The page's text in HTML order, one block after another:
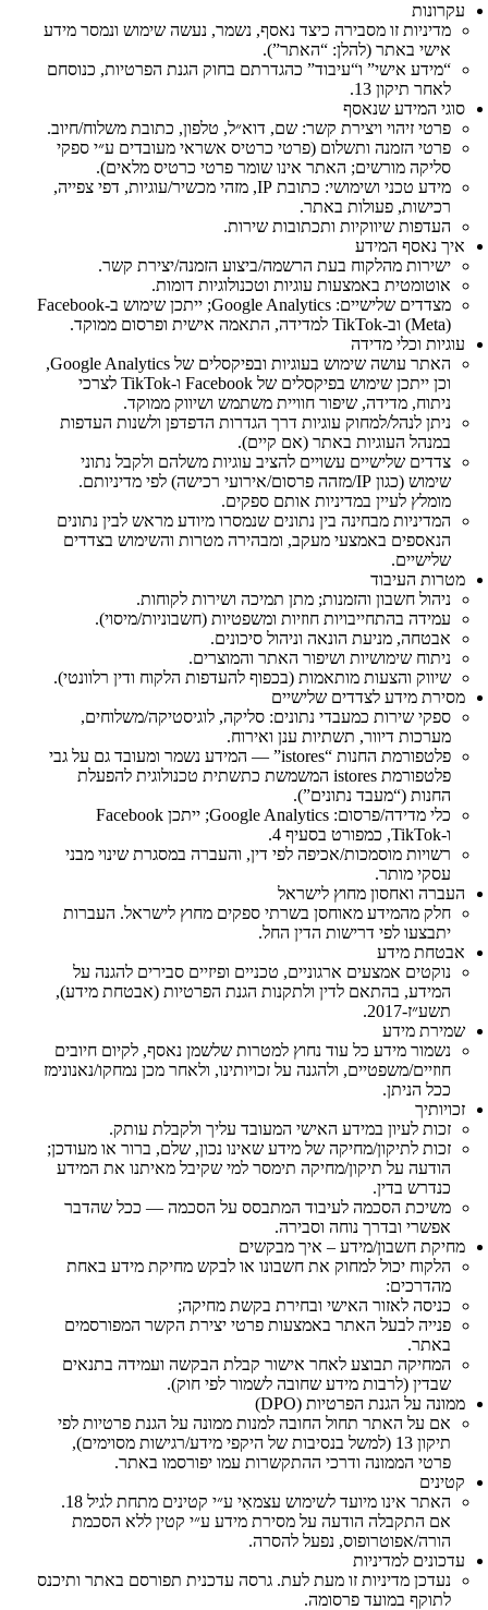
עקרונות
מדיניות זו מסבירה כיצד נאסף, נשמר, נעשה שימוש ונמסר מידע
אישי באתר (להלן: “האתר”).
“מידע אישי” ו“עיבוד” כהגדרתם בחוק הגנת הפרטיות, כנוסחם
לאחר תיקון 13.
סוגי המידע שנאסף
פרטי זיהוי ויצירת קשר: שם, דוא״ל, טלפון, כתובת משלוח/חיוב.
פרטי הזמנה ותשלום (פרטי כרטיס אשראי מעובדים ע״י ספקי
סליקה מורשים; האתר אינו שומר פרטי כרטיס מלאים).
מידע טכני ושימושי: כתובת IP, מזהי מכשיר/עוגיות, דפי צפייה,
רכישות, פעולות באתר.
העדפות שיווקיות ותכתובות שירות.
איך נאסף המידע
ישירות מהלקוח בעת הרשמה/ביצוע הזמנה/יצירת קשר.
אוטומטית באמצעות עוגיות וטכנולוגיות דומות.
מצדדים שלישיים: Google Analytics; ייתכן שימוש ב‑Facebook
(Meta) וב‑TikTok למדידה, התאמה אישית ופרסום ממוקד.
עוגיות וכלי מדידה
האתר עושה שימוש בעוגיות ובפיקסלים של Google Analytics,
וכן ייתכן שימוש בפיקסלים של Facebook ו‑TikTok לצרכי
ניתוח, מדידה, שיפור חוויית משתמש ושיווק ממוקד.
ניתן לנהל/למחוק עוגיות דרך הגדרות הדפדפן ולשנות העדפות
במנהל העוגיות באתר (אם קיים).
צדדים שלישיים עשויים להציב עוגיות משלהם ולקבל נתוני
שימוש (כגון IP/מזהה פרסום/אירועי רכישה) לפי מדיניותם.
מומלץ לעיין במדיניות אותם ספקים.
המדיניות מבחינה בין נתונים שנמסרו מיודע מראש לבין נתונים
הנאספים באמצעי מעקב, ומבהירה מטרות והשימוש בצדדים
שלישיים.
מטרות העיבוד
ניהול חשבון והזמנות; מתן תמיכה ושירות לקוחות.
עמידה בהתחייבויות חוזיות ומשפטיות (חשבוניות/מיסוי).
אבטחה, מניעת הונאה וניהול סיכונים.
ניתוח שימושיות ושיפור האתר והמוצרים.
שיווק והצעות מותאמות (בכפוף להעדפות הלקוח ודין רלוונטי).
מסירת מידע לצדדים שלישיים
ספקי שירות כמעבדי נתונים: סליקה, לוגיסטיקה/משלוחים,
מערכות דיוור, תשתיות ענן ואירוח.
פלטפורמת החנות “istores” — המידע נשמר ומעובד גם על גבי
פלטפורמת istores המשמשת כתשתית טכנולוגית להפעלת
החנות (“מעבד נתונים”).
כלי מדידה/פרסום: Google Analytics; ייתכן Facebook
ו‑TikTok, כמפורט בסעיף 4.
רשויות מוסמכות/אכיפה לפי דין, והעברה במסגרת שינוי מבני
עסקי מותר.
העברה ואחסון מחוץ לישראל
חלק מהמידע מאוחסן בשרתי ספקים מחוץ לישראל. העברות
יתבצעו לפי דרישות הדין החל.
אבטחת מידע
נוקטים אמצעים ארגוניים, טכניים ופיזיים סבירים להגנה על
המידע, בהתאם לדין ולתקנות הגנת הפרטיות (אבטחת מידע),
תשע״ז‑2017.
שמירת מידע
נשמור מידע כל עוד נחוץ למטרות שלשמן נאסף, לקיום חיובים
חוזיים/משפטיים, ולהגנה על זכויותינו, ולאחר מכן נמחקו/נאנונימז
ככל הניתן.
זכויותיך
זכות לעיון במידע האישי המעובד עליך ולקבלת עותק.
זכות לתיקון/מחיקה של מידע שאינו נכון, שלם, ברור או מעודכן;
הודעה על תיקון/מחיקה תימסר למי שקיבל מאיתנו את המידע
כנדרש בדין.
משיכת הסכמה לעיבוד המתבסס על הסכמה — ככל שהדבר
אפשרי ובדרך נוחה וסבירה.
מחיקת חשבון/מידע – איך מבקשים
הלקוח יכול למחוק את חשבונו או לבקש מחיקת מידע באחת
מהדרכים:
כניסה לאזור האישי ובחירת בקשת מחיקה;
פנייה לבעל האתר באמצעות פרטי יצירת הקשר המפורסמים
באתר.
המחיקה תבוצע לאחר אישור קבלת הבקשה ועמידה בתנאים
שבדין (לרבות מידע שחובה לשמור לפי חוק).
ממונה על הגנת הפרטיות (DPO)
אם על האתר תחול החובה למנות ממונה על הגנת פרטיות לפי
תיקון 13 (למשל בנסיבות של היקפי מידע/רגישות מסוימים),
פרטי הממונה ודרכי ההתקשרות עמו יפורסמו באתר.
קטינים
האתר אינו מיועד לשימוש עצמאִי ע״י קטינים מתחת לגיל 18.
אם התקבלה הודעה על מסירת מידע ע״י קטין ללא הסכמת
הורה/אפוטרופוס, נפעל להסרה.
עדכונים למדיניות
נעדכן מדיניות זו מעת לעת. גרסה עדכנית תפורסם באתר ותיכנס
לתוקף במועד פרסומה.